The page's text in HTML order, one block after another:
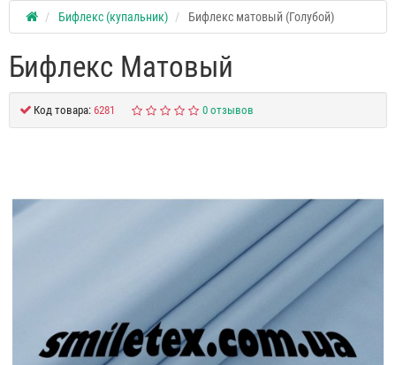
Бифлекс (купальник) Бифлекс матовый (Голубой)
Бифлекс Матовый
Код товара: 6281 0 отзывов